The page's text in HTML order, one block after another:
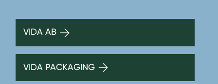
VIDA AB
VIDA PACKAGING